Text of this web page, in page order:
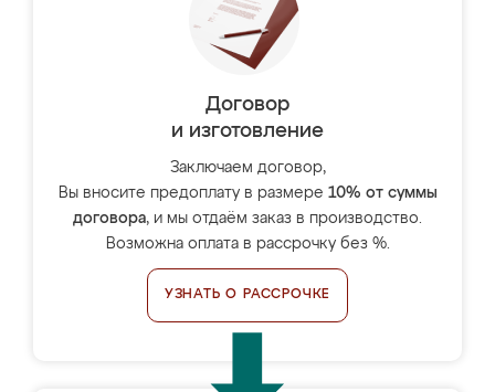
Договор
и изготовление
Заключаем договор,
Вы вносите предоплату в размере 10% от суммы
договора, и мы отдаём заказ в производство.
Возможна оплата в рассрочку без %.
УЗНАТЬ О РАССРОЧКЕ